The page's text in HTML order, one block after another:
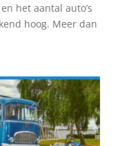
het aantal auto’s
hoog. Meer dan